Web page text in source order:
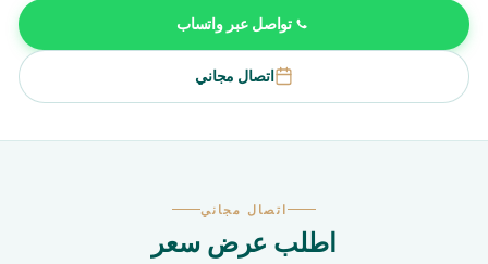
تواصل عبر واتساب
اتصال مجاني
اتصال مجاني
اطلب عرض سعر